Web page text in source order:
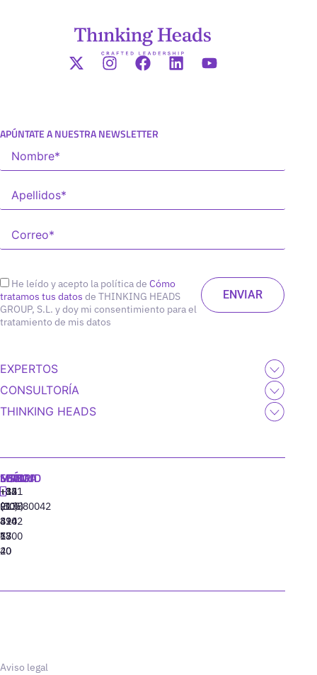
APÚNTATE A NUESTRA NEWSLETTER
He leído y acepto la política de Cómo
tratamos tus datos de THINKING HEADS
GROUP, S.L. y doy mi consentimiento para el
tratamiento de mis datos
EXPERTOS
CONSULTORÍA
THINKING HEADS
MADRID
+34
91
310
77
40
MIAMI
+1
(305)
424
13
20
SEÚL
+82
(10)
8942
6800
LISBOA
‪+351
213880042
Aviso legal